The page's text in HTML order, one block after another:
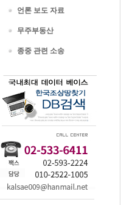
언론 보도 자료
무주부동산
종중 관련 소송